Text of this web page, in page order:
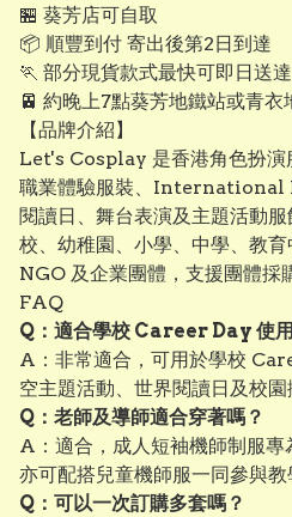
🏪 葵芳店可自取
📦 順豐到付 寄出後第2日到達
🏃 部分現貨款式最快可即日送
🚈 約晚上7點葵芳地鐵站或青衣
【品牌介紹】
Let's Cosplay 是香港角色扮演
職業體驗服裝、International
閱讀日、舞台表演及主題活動
校、幼稚園、小學、中學、教育
NGO 及企業團體，支援團體採
FAQ
Q：適合學校 Career Day 使
A：非常適合，可用於學校
空主題活動、世界閱讀日及校園
Q：老師及導師適合穿著嗎？
A：適合，成人短袖機師制服專
亦可配搭兒童機師服一同參與教
Q：可以一次訂購多套嗎？